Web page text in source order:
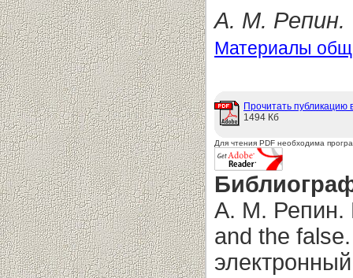
А. М. Репин.
Материалы
Прочитать публикацию
1494 Кб
Для чтения PDF необходима
А. М. Репин.
and the